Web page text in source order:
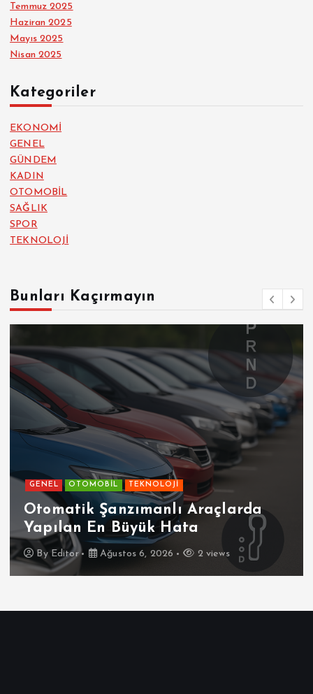
Temmuz 2025
Haziran 2025
Mayıs 2025
Nisan 2025
Kategoriler
EKONOMİ
GENEL
GÜNDEM
KADIN
OTOMOBİL
SAĞLIK
SPOR
TEKNOLOJİ
Bunları Kaçırmayın
GENEL OTOMOBİL TEKNOLOJİ
Otomatik Şanzımanlı Araçlarda
Yapılan En Büyük Hata
By Editor Ağustos 6, 2026 2 views